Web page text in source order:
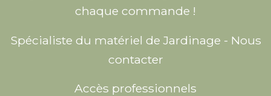
chaque commande !
Spécialiste du matériel de Jardinage - Nous
contacter
Accès professionnels